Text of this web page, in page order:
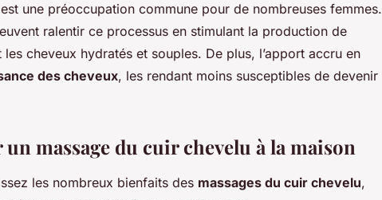
est une préoccupation commune pour de nombreuses femmes.
ralentir ce processus en stimulant la production de
cheveux hydratés et souples. De plus, l’apport accru en
des cheveux, les rendant moins susceptibles de devenir
massage du cuir chevelu à la maison
les nombreux bienfaits des massages du cuir chevelu,